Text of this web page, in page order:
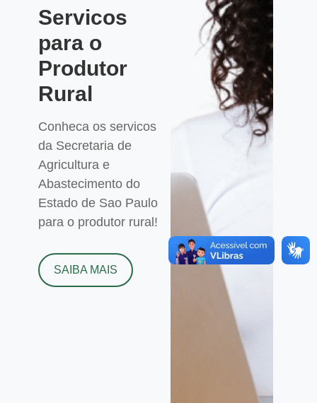
Servicos
para o
Produtor
Rural
Conheca os servicos
da Secretaria de
Agricultura e
Abastecimento do
Estado de Sao Paulo
para o produtor rural!
SAIBA MAIS